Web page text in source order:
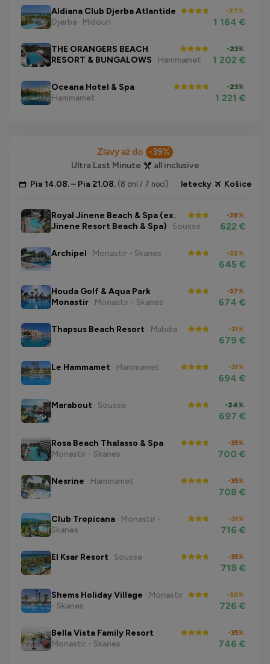
Aldiana Club Djerba Atlantide ·
Djerba · Midoun
-27%
1 164 €
THE ORANGERS BEACH
RESORT & BUNGALOWS · Hammamet
-23%
1 202 €
Oceana Hotel & Spa ·
Hammamet
-23%
1 221 €
Zľavy až do -39%
Ultra Last Minute
all inclusive
Pia 14.08. – Pia 21.08. (8 dní / 7 nocí) letecky Košice
Royal Jinene Beach & Spa (ex.
Jinene Resort Beach & Spa) · Sousse
-39%
622 €
Archipel · Monastir - Skanes -32%
645 €
Houda Golf & Aqua Park
Monastir · Monastir - Skanes
-37%
674 €
Thapsus Beach Resort · Mahdia -31%
679 €
Le Hammamet · Hammamet -31%
694 €
Marabout · Sousse -24%
697 €
Rosa Beach Thalasso & Spa ·
Monastir - Skanes
-35%
700 €
Nesrine · Hammamet -35%
708 €
Club Tropicana · Monastir -
Skanes
-31%
716 €
El Ksar Resort · Sousse -35%
718 €
Shems Holiday Village · Monastir
- Skanes
-30%
726 €
Bella Vista Family Resort ·
Monastir - Skanes
-35%
746 €